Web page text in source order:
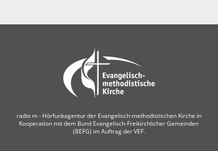
radio m ‐ Hörfunkagentur der Evangelisch-methodistischen Kirche in
Kooperation mit dem Bund Evangelisch-Freikirchlicher Gemeinden
(BEFG) im Auftrag der VEF.